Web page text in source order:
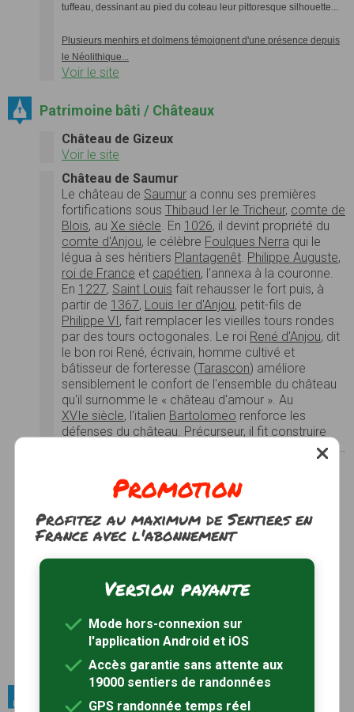
tuffeau, dessinant au pied du coteau leur pittoresque silhouette...
Plusieurs menhirs et dolmens témoignent d'une présence depuis
le Néolithique...
Voir le site
Patrimoine bâti / Châteaux
Château de Gizeux
Voir le site
Château de Saumur
Le château de Saumur a connu ses premières
fortifications sous Thibaud Ier le Tricheur, comte de
Blois, au Xe siècle. En 1026, il devint propriété du
comte d'Anjou, le célèbre Foulques Nerra qui le
légua à ses héritiers Plantagenêt. Philippe Auguste,
roi de France et capétien, l'annexa à la couronne.
En 1227, Saint Louis fait rehausser le fort puis, à
partir de 1367, Louis Ier d'Anjou, petit-fils de
Philippe VI, fait remplacer les vieilles tours rondes
par des tours octogonales. Le roi René d'Anjou, dit
le bon roi René, écrivain, homme cultivé et
bâtisseur de forteresse (Tarascon) améliore
sensiblement le confort de l'ensemble du château
qu'il surnomme le « château d'amour ». Au
XVIe siècle, l'italien Bartolomeo renforce les
défenses du château. Précurseur, il fit construire
autour du château médiéval des défenses basses…
Château d'Ussé
Voir le site
Château de Langeais
Voir le site
Voir le site
Voir le site
Château de Cinq-Mars
Voir le site
Patrimoine bâti / Eglises
Promotion
Profitez au maximum de Sentiers en
France avec l'abonnement
Version payante
Mode hors-connexion sur
l'application Android et iOS
Accès garantie sans attente aux
19000 sentiers de randonnées
GPS randonnée temps réel